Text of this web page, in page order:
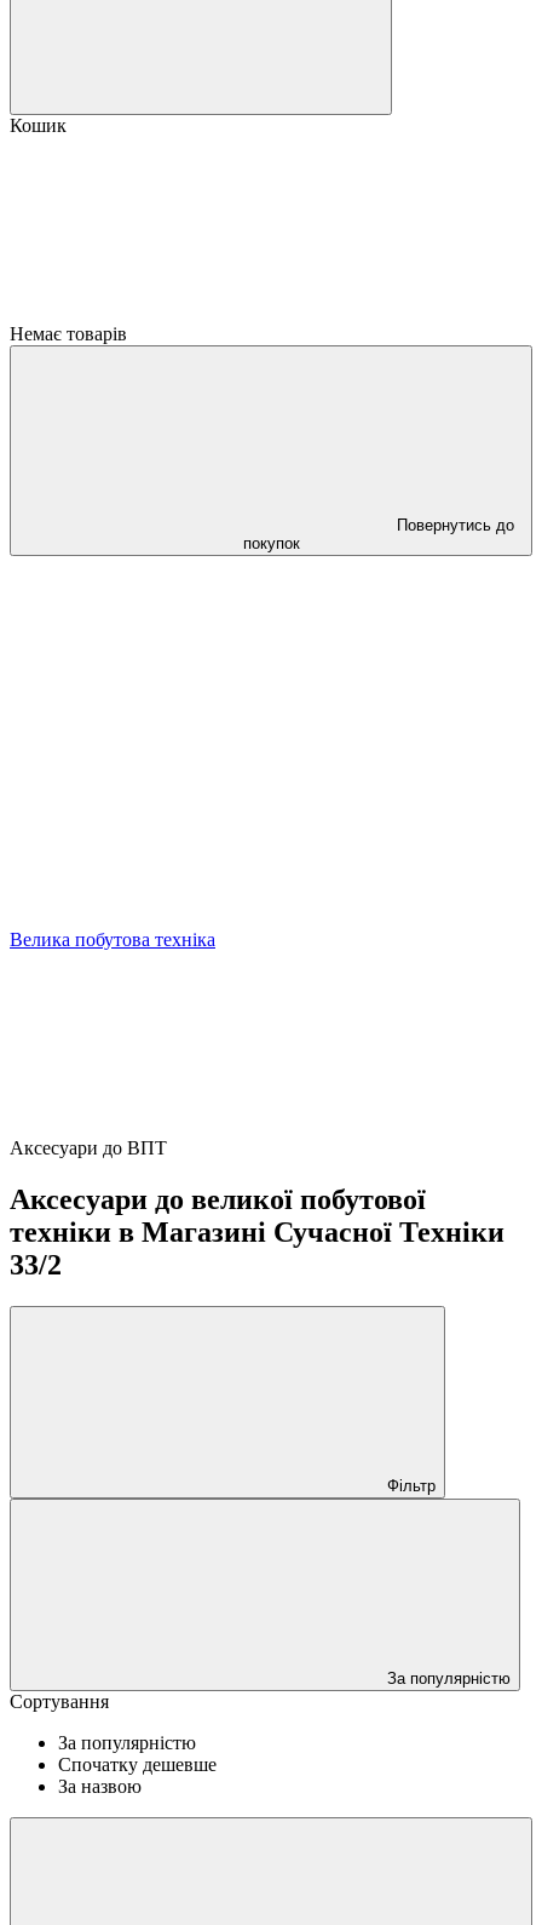
Кошик
Немає товарів
Повернутись до
покупок
Велика побутова техніка
Аксесуари до ВПТ
Аксесуари до великої побутової
техніки в Магазині Сучасної Техніки
33/2
Фільтр
За популярністю
Сортування
За популярністю
Спочатку дешевше
За назвою